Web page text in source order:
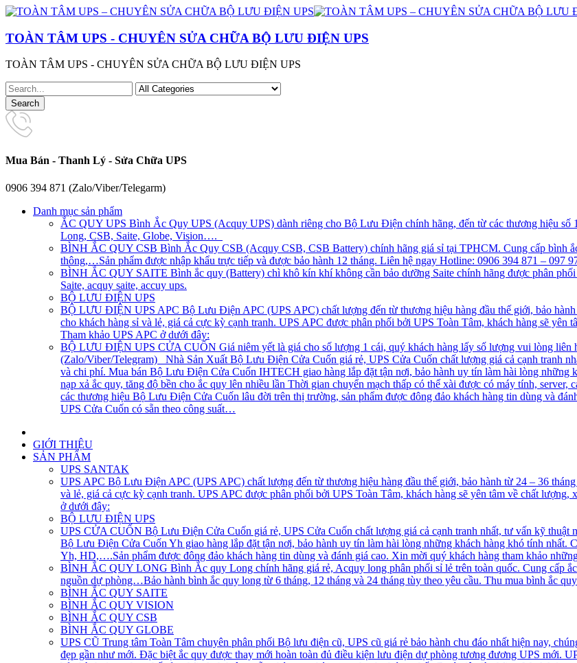
TOÀN TÂM UPS - CHUYÊN SỬA CHỮA BỘ LƯU ĐIỆN UPS
TOÀN TÂM UPS - CHUYÊN SỬA CHỮA BỘ LƯU ĐIỆN UPS
Mua Bán - Thanh Lý - Sửa Chữa UPS
0906 394 871 (Zalo/Viber/Telegarm)
Danh mục sản phẩm
ẮC QUY UPS Bình Ắc Quy UPS (Acquy UPS) dành riêng cho Bộ Lưu Điện chính hãng, đến từ các thương hiệu số
Long, CSB, Saite, Globe, Vision….
BÌNH ẮC QUY CSB Bình Ắc Quy CSB (Acquy CSB, CSB Battery) chính hãng giá sỉ tại TPHCM. Cung cấp
thông,…Sản phẩm được nhập khẩu trực tiếp và được bảo hành 12 tháng. Liên hệ ngay Hotline: 0906 394 871 – 097
BÌNH ẮC QUY SAITE Bình ắc quy (Battery) chì khô kín khí không cần bảo dưỡng Saite chính hãng được phân
Saite, acquy saite, accuy ups.
BỘ LƯU ĐIỆN UPS
BỘ LƯU ĐIỆN UPS APC Bộ Lưu Điện APC (UPS APC) chất lượng đến từ thương hiệu hàng đầu thế giới, bảo
cho khách hàng sỉ và lẻ, giá cả cực kỳ cạnh tranh. UPS APC được phân phối bởi UPS Toàn Tâm, khách hàng sẽ
Tham khảo UPS APC ở dưới đây:
BỘ LƯU ĐIỆN UPS CỬA CUỐN Giá niêm yết là giá cho số lượng 1 cái, quý khách hàng lấy số lượng vui lòng
(Zalo/Viber/Telegram) Nhà Sản Xuất Bộ Lưu Điện Cửa Cuốn giá rẻ, UPS Cửa Cuốn chất lượng giá cả cạnh tranh
và chi phí. Mua bán Bộ Lưu Điện Cửa Cuốn IHTECH giao hàng lắp đặt tận nơi, bảo hành uy tín làm hài lòng
nạp xả ắc quy, tăng độ bền cho ắc quy lên nhiều lần Thời gian chuyển mạch thấp có thể xài được có máy tính,
các thương hiệu Bộ Lưu Điện Cửa Cuốn lâu đời trên thị trường, sản phẩm được đông đảo khách hàng tin dùng và
UPS Cửa Cuốn có sẵn theo công suất…
GIỚI THIỆU
SẢN PHẨM
UPS SANTAK
UPS APC Bộ Lưu Điện APC (UPS APC) chất lượng đến từ thương hiệu hàng đầu thế giới, bảo hành từ 24 – 36
và lẻ, giá cả cực kỳ cạnh tranh. UPS APC được phân phối bởi UPS Toàn Tâm, khách hàng sẽ yên tâm về chất
ở dưới đây:
BỘ LƯU ĐIỆN UPS
UPS CỬA CUỐN Bộ Lưu Điện Cửa Cuốn giá rẻ, UPS Cửa Cuốn chất lượng giá cả cạnh tranh nhất, tư vấn kỹ
Bộ Lưu Điện Cửa Cuốn Yh giao hàng lắp đặt tận nơi, bảo hành uy tín làm hài lòng những khách hàng khó tính
Yh, HD,….Sản phẩm được đông đảo khách hàng tin dùng và đánh giá cao. Xin mời quý khách hàng tham khảo
BÌNH ẮC QUY LONG Bình Ắc quy Long chính hãng giá rẻ, Acquy long phân phối sỉ lẻ trên toàn quốc. Cung cấp
nguồn dự phòng…Bảo hành bình ắc quy long từ 6 tháng, 12 tháng và 24 tháng tùy theo yêu cầu. Thu mua bình ắc
BÌNH ẮC QUY SAITE
BÌNH ẮC QUY VISION
BÌNH ẮC QUY CSB
BÌNH ẮC QUY GLOBE
UPS CŨ Trung tâm Toàn Tâm chuyên phân phối Bộ lưu điện cũ, UPS cũ giá rẻ bảo hành chu đáo nhất hiện nay,
đẹp gần như mới. Đặc biệt ắc quy được thay mới hoàn toàn đủ điều kiện lưu điện dự phòng tương đương UPS mới.